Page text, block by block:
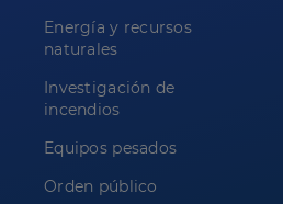
Energía y recursos
naturales
Investigación de
incendios
Equipos pesados
Orden público